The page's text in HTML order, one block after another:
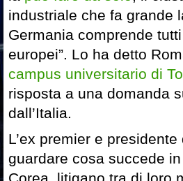
industriale che fa grande
Germania comprende
europei”. Lo ha detto
campus universitario di
risposta a una domanda
dall’Italia.
L’ex premier e
guardare cosa succede